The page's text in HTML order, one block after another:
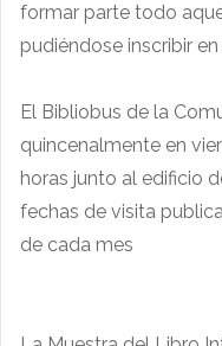
formar parte todo
pudiéndose inscribir
El Bibliobus de la
quincenalmente en
horas junto al edificio
fechas de visita
de cada mes